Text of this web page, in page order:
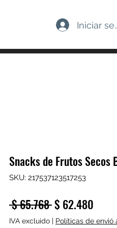
Iniciar
Snacks de Frutos
SKU: 217537123517253
$ 65.768 Precio
$ 62.480
de
IVA excluido | Políticas de envió